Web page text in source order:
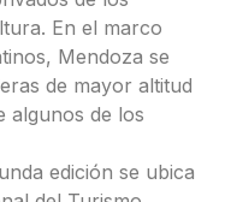
En el marco
Mendoza se
de mayor altitud
algunos de los
edición se ubica